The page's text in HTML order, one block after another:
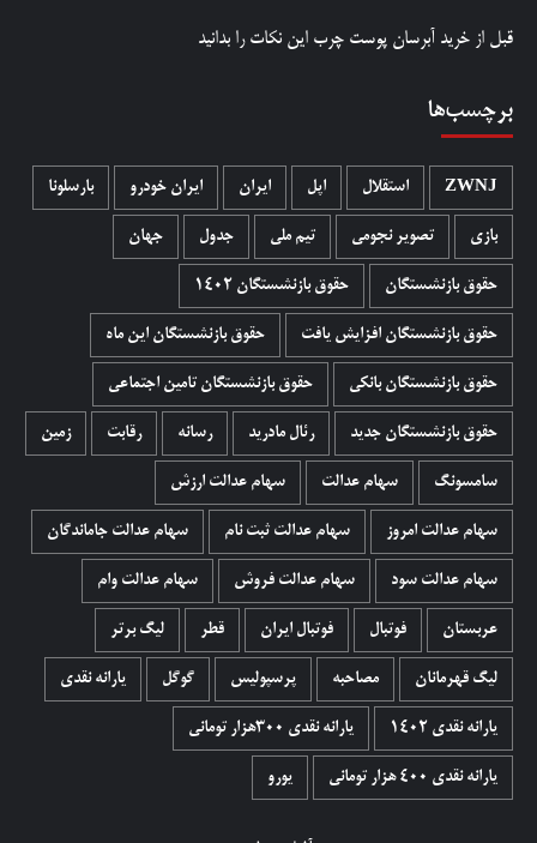
قبل از خرید آبرسان پوست چرب این نکات را بدانید
برچسب‌ها
ZWNJ استقلال اپل ایران ایران خودرو بارسلونا
بازی تصویر نجومی تیم ملی جدول جهان
حقوق بازنشستگان حقوق بازنشستگان 1402
حقوق بازنشستگان افزایش یافت حقوق بازنشستگان این ماه
حقوق بازنشستگان بانکی حقوق بازنشستگان تامین اجتماعی
حقوق بازنشستگان جدید رئال مادرید رسانه رقابت زمین
سامسونگ سهام عدالت سهام عدالت ارزش
سهام عدالت امروز سهام عدالت ثبت نام سهام عدالت جاماندگان
سهام عدالت سود سهام عدالت فروش سهام عدالت وام
عربستان فوتبال فوتبال ایران قطر لیگ برتر
لیگ قهرمانان مصاحبه پرسپولیس گوگل یارانه نقدی
یارانه نقدی 1402 یارانه نقدی ۳۰۰هزار تومانی
یارانه نقدی ۴۰۰ هزار تومانی یورو